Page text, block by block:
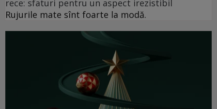
rece: sfaturi pentru un aspect irezistibil
Rujurile mate sînt foarte la modă.